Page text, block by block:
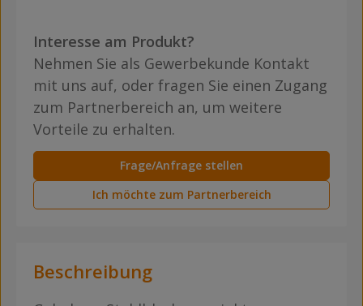
Interesse am Produkt?
Nehmen Sie als Gewerbekunde Kontakt
mit uns auf, oder fragen Sie einen Zugang
zum Partnerbereich an, um weitere
Vorteile zu erhalten.
Frage/Anfrage stellen
Ich möchte zum Partnerbereich
Beschreibung